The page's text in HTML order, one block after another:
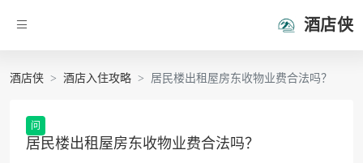
酒店侠
酒店侠 酒店入住攻略 居民楼出租屋房东收物业费合法吗？
问
居民楼出租屋房东收物业费合法吗？